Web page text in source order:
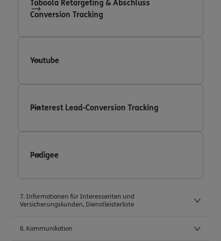
Taboola Retargeting & Abschluss
Conversion Tracking
Youtube
Pinterest Lead-Conversion Tracking
Podigee
7. Informationen für Interessenten und
Versicherungskunden, Dienstleisterliste
8. Kommunikation